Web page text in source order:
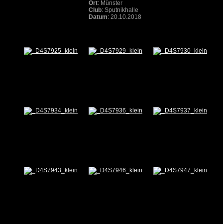
Ort: Münster
Club: Sputnikhalle
Datum: 20.10.2018